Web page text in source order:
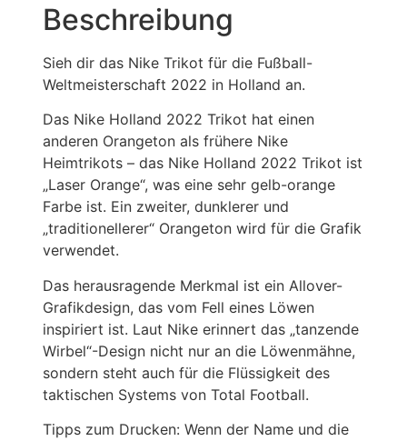
Beschreibung
Sieh dir das Nike Trikot für die Fußball-
Weltmeisterschaft 2022 in Holland an.
Das Nike Holland 2022 Trikot hat einen
anderen Orangeton als frühere Nike
Heimtrikots – das Nike Holland 2022 Trikot ist
„Laser Orange“, was eine sehr gelb-orange
Farbe ist. Ein zweiter, dunklerer und
„traditionellerer“ Orangeton wird für die Grafik
verwendet.
Das herausragende Merkmal ist ein Allover-
Grafikdesign, das vom Fell eines Löwen
inspiriert ist. Laut Nike erinnert das „tanzende
Wirbel“-Design nicht nur an die Löwenmähne,
sondern steht auch für die Flüssigkeit des
taktischen Systems von Total Football.
Tipps zum Drucken: Wenn der Name und die